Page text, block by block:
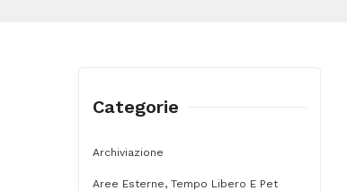
Categorie
Archiviazione
Aree Esterne, Tempo Libero E Pet